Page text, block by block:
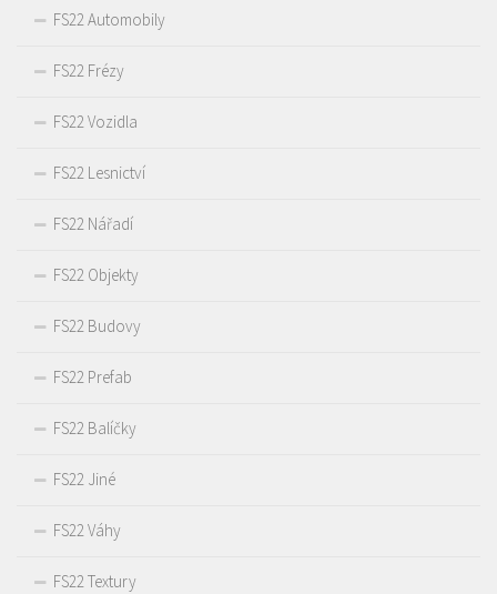
FS22 Automobily
FS22 Frézy
FS22 Vozidla
FS22 Lesnictví
FS22 Nářadí
FS22 Objekty
FS22 Budovy
FS22 Prefab
FS22 Balíčky
FS22 Jiné
FS22 Váhy
FS22 Textury